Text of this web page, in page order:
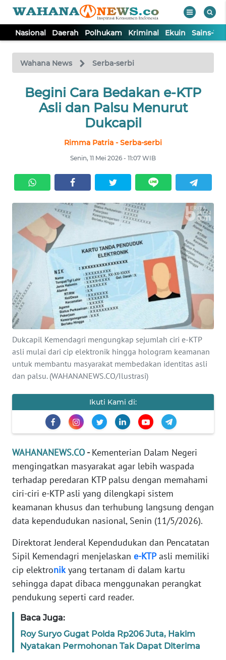
Nasional Daerah Polhukam Kriminal Ekuin Sains-
Wahana News Serba-serbi
Begini Cara Bedakan e-KTP
Asli dan Palsu Menurut
Dukcapil
Rimma Patria - Serba-serbi
Senin, 11 Mei 2026 - 11:07 WIB
Dukcapil Kemendagri mengungkap sejumlah ciri e-KTP
asli mulai dari cip elektronik hingga hologram keamanan
untuk membantu masyarakat membedakan identitas asli
dan palsu. (WAHANANEWS.CO/Ilustrasi)
Ikuti Kami di:
WAHANANEWS.CO -Kementerian Dalam Negeri
mengingatkan masyarakat agar lebih waspada
terhadap peredaran KTP palsu dengan memahami
ciri-ciri e-KTP asli yang dilengkapi sistem
keamanan khusus dan terhubung langsung dengan
data kependudukan nasional, Senin (11/5/2026).
Direktorat Jenderal Kependudukan dan Pencatatan
Sipil Kemendagri menjelaskan e-KTPasli memiliki
cip elektronikyang tertanam di dalam kartu
sehingga dapat dibaca menggunakan perangkat
pendukung seperti card reader.
Baca Juga:
Roy Suryo Gugat Polda Rp206 Juta, Hakim
Nyatakan Permohonan Tak Dapat Diterima
TV
Tutup
NASIONAL
KRIMINAL
EKUIN
SAINS-TEKNO
INTERNASIONAL
SERBA-SERBI
PENDIDIKAN
OLAHRAGA
EDITORIAL
Informasi
INDEKS
BERITA
KONTAK
KAMI
INFO
IKLAN
TENTANG
KAMI
PEDOMAN
MEDIA
SIBER